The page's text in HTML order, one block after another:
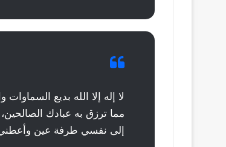
لا إله إلا الله بديع
مما ترزق به عبادك
إلى نفسي طرفة عين وأعطني